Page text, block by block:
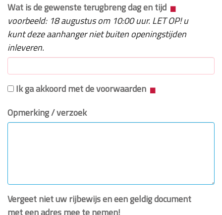
Wat is de gewenste terugbreng dag en tijd
voorbeeld: 18 augustus om 10:00 uur. LET OP! u
kunt deze aanhanger niet buiten openingstijden
inleveren.
Ik ga akkoord met de voorwaarden
Opmerking / verzoek
Vergeet niet uw rijbewijs en een geldig document
met een adres mee te nemen!